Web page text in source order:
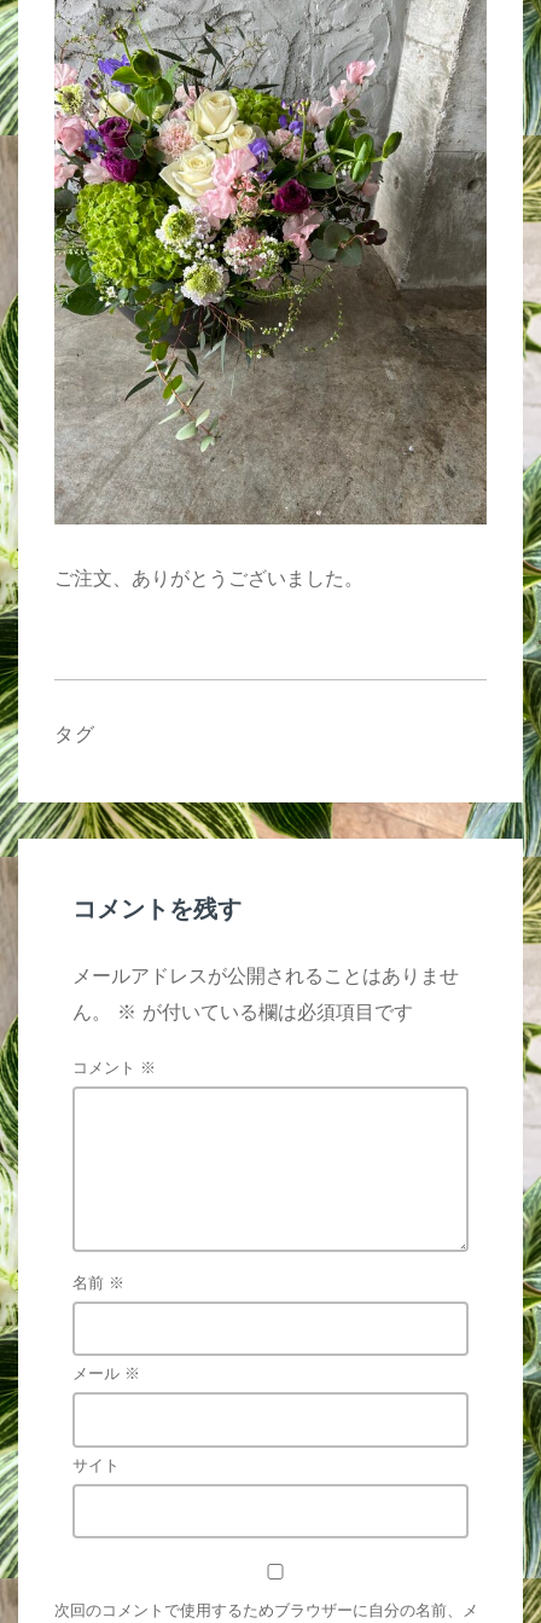
ご注文、ありがとうございました。
タグ
コメントを残す
メールアドレスが公開されることはありませ
ん。
※ が付いている欄は必須項目です
コメント ※
名前 ※
メール ※
サイト
次回のコメントで使用するためブラウザーに自分の名前、メ